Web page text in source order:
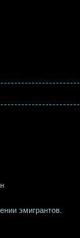
эмигрантов.